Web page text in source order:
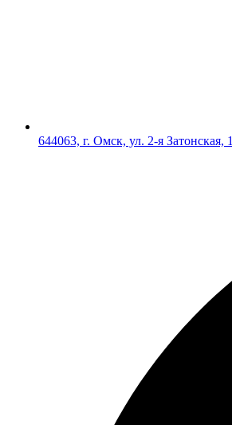
644063, г. Омск, ул. 2-я Затонская, 1